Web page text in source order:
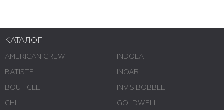
КАТАЛОГ
AMERICAN CREW
BATISTE
BOUTICLE
CHI
INDOLA
INOAR
INVISIBOBBLE
GOLDWELL